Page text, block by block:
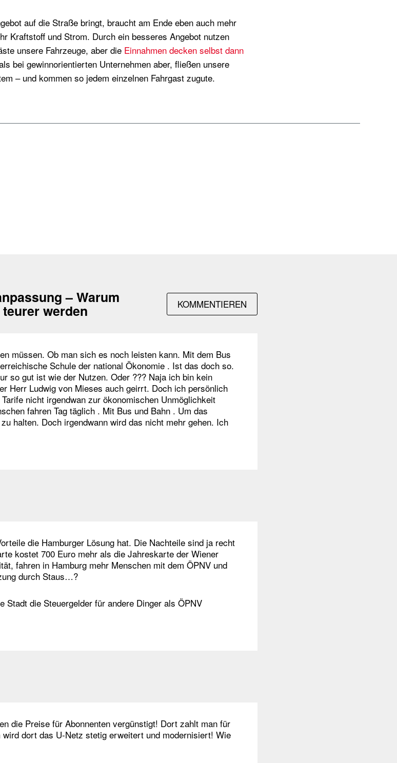
auf die Straße bringt, braucht am Ende eben auch mehr
Kraftstoff und Strom. Durch ein besseres Angebot nutzen
unsere Fahrzeuge, aber die Einnahmen decken selbst dann
bei gewinnorientierten Unternehmen aber, fließen unsere
– und kommen so jedem einzelnen Fahrgast zugute.
KOMMENTIEREN
– Warum
werden
müssen. Ob man sich es noch leisten kann. Mit dem Bus
Schule der national Ökonomie . Ist das doch so.
so gut ist wie der Nutzen. Oder ??? Naja ich bin kein
Herr Ludwig von Mieses auch geirrt. Doch ich persönlich
nicht irgendwan zur ökonomischen Unmöglichkeit
fahren Tag täglich . Mit Bus und Bahn . Um das
halten. Doch irgendwann wird das nicht mehr gehen. Ich
die Hamburger Lösung hat. Die Nachteile sind ja recht
kostet 700 Euro mehr als die Jahreskarte der Wiener
fahren in Hamburg mehr Menschen mit dem ÖPNV und
durch Staus…?
Stadt die Steuergelder für andere Dinger als ÖPNV
die Preise für Abonnenten vergünstigt! Dort zahlt man für
dort das U-Netz stetig erweitert und modernisiert! Wie